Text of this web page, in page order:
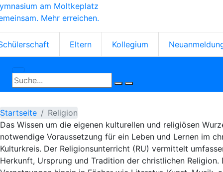
Direkt
zum
Inhalt
am Moltkeplatz
Mehr erreichen.
Eltern Kollegium
Startseite
Religion
Das Wissen um die eigenen kulturellen und religiösen
notwendige Voraussetzung für ein Leben und Lernen im
Kulturkreis. Der Religionsunterricht (RU) vermittelt
Herkunft, Ursprung und Tradition der christlichen Religion.